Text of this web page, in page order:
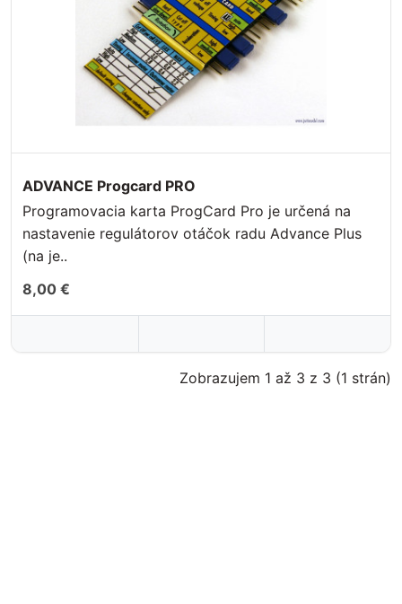
ADVANCE Progcard PRO
Programovacia karta ProgCard Pro je určená na
nastavenie regulátorov otáčok radu Advance Plus
(na je..
8,00 €
Zobrazujem 1 až 3 z 3 (1 strán)